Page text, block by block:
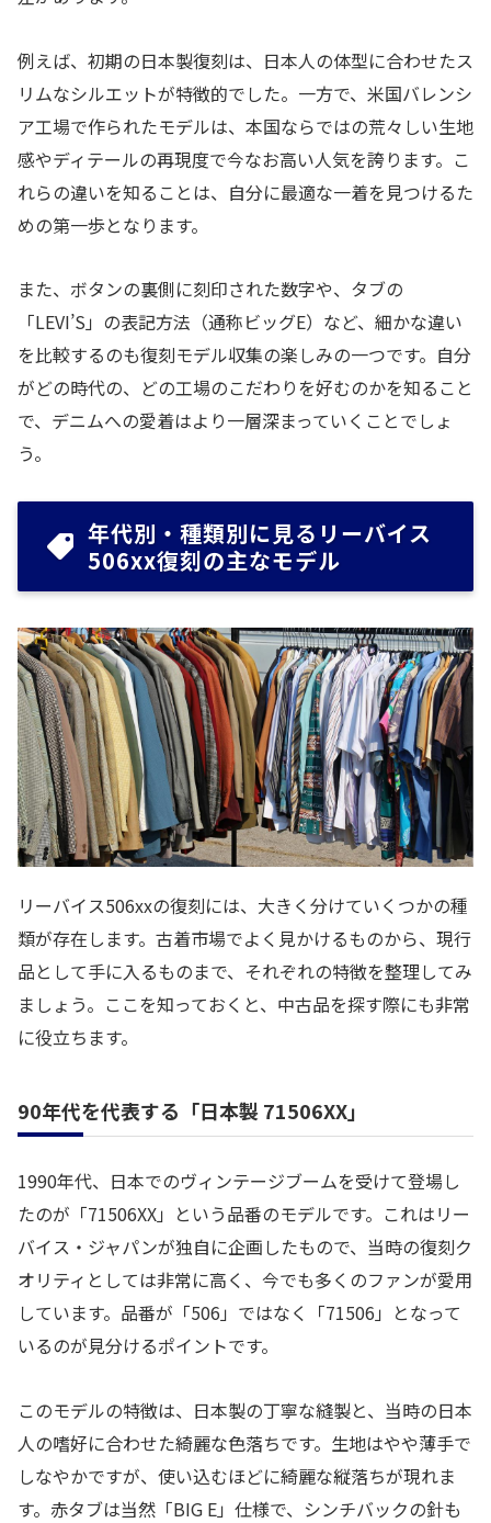
例えば、初期の日本製復刻は、日本人の体型に合わせたス
リムなシルエットが特徴的でした。一方で、米国バレンシ
ア工場で作られたモデルは、本国ならではの荒々しい生地
感やディテールの再現度で今なお高い人気を誇ります。こ
れらの違いを知ることは、自分に最適な一着を見つけるた
めの第一歩となります。
また、ボタンの裏側に刻印された数字や、タブの
「LEVI’S」の表記方法（通称ビッグE）など、細かな違い
を比較するのも復刻モデル収集の楽しみの一つです。自分
がどの時代の、どの工場のこだわりを好むのかを知ること
で、デニムへの愛着はより一層深まっていくことでしょ
う。
年代別・種類別に見るリーバイス
506xx復刻の主なモデル
リーバイス506xxの復刻には、大きく分けていくつかの種
類が存在します。古着市場でよく見かけるものから、現行
品として手に入るものまで、それぞれの特徴を整理してみ
ましょう。ここを知っておくと、中古品を探す際にも非常
に役立ちます。
90年代を代表する「日本製 71506XX」
1990年代、日本でのヴィンテージブームを受けて登場し
たのが「71506XX」という品番のモデルです。これはリー
バイス・ジャパンが独自に企画したもので、当時の復刻ク
オリティとしては非常に高く、今でも多くのファンが愛用
しています。品番が「506」ではなく「71506」となって
いるのが見分けるポイントです。
このモデルの特徴は、日本製の丁寧な縫製と、当時の日本
人の嗜好に合わせた綺麗な色落ちです。生地はやや薄手で
しなやかですが、使い込むほどに綺麗な縦落ちが現れま
す。赤タブは当然「BIG E」仕様で、シンチバックの針も